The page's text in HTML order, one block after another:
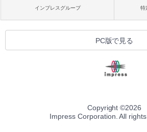
インプレスグループ 特
PC版で見る
Copyright ©2026
Impress Corporation. All